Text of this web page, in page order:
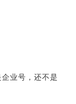
业号，还不是